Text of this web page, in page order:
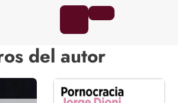
del autor